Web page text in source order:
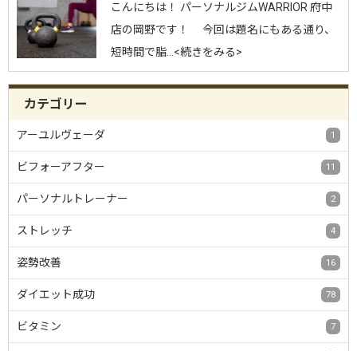
こんにちは！ パーソナルジムWARRIOR 府中
店の岡野です！ 今回は題名にもある通り、
短時間で脂…<続きをみる>
カテゴリー
アーユルヴェーダ 1
ビフォーアフター 11
パーソナルトレーナー 2
ストレッチ 4
姿勢改善 16
ダイエット成功 78
ビタミン 7